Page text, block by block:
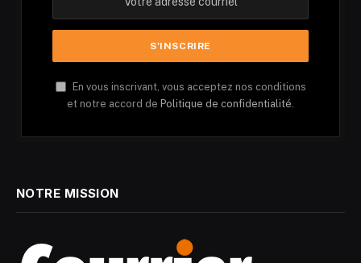
En vous inscrivant, vous acceptez nos conditions
et notre accord de Politique de confidentialité.
NOTRE MISSION